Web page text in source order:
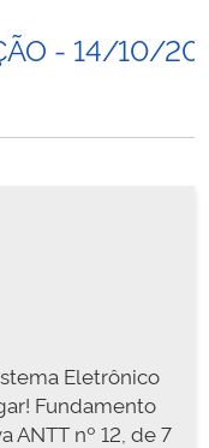
- 14/10/
Eletrônico
Fundamento
ANTT nº 12, de 7